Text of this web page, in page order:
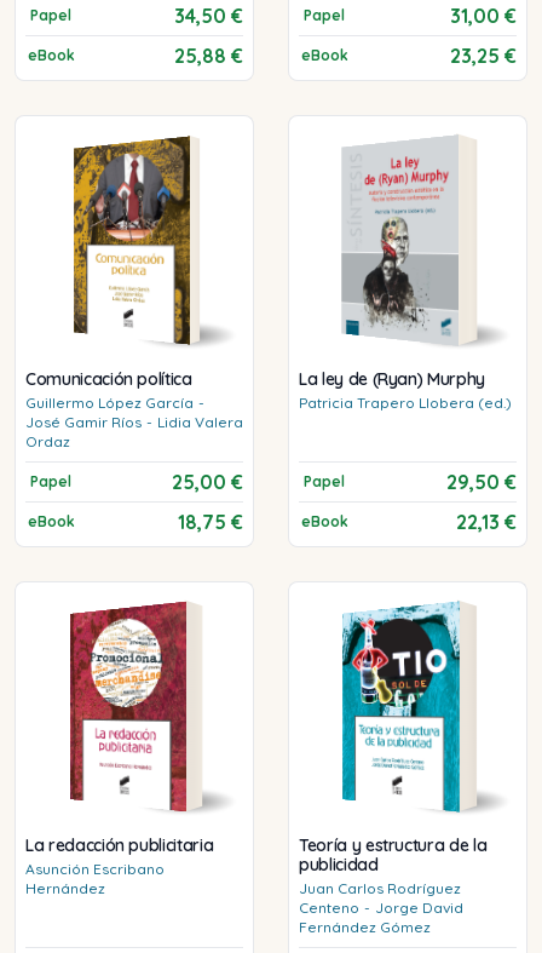
Papel 34,50 €
eBook 25,88 €
Papel 31,00 €
eBook 23,25 €
Comunicación política
Guillermo López García -
José Gamir Ríos - Lidia Valera
Ordaz
Papel 25,00 €
eBook 18,75 €
La ley de (Ryan) Murphy
Patricia Trapero Llobera (ed.)
Papel 29,50 €
eBook 22,13 €
La redacción publicitaria
Asunción Escribano
Hernández
Teoría y estructura de la
publicidad
Juan Carlos Rodríguez
Centeno - Jorge David
Fernández Gómez